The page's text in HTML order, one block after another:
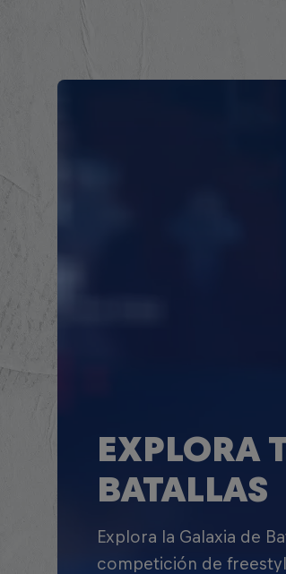
EXPLORA
BATALLAS
Explora la Galaxia de
competición de